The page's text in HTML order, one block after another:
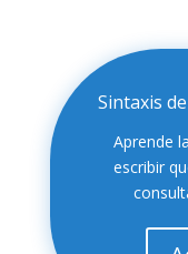
Sintaxis
Aprende
escribir